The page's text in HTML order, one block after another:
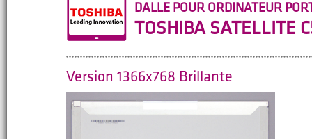
DALLE POUR ORDINATEUR
TOSHIBA SATELLITE
Version 1366x768 Brillante